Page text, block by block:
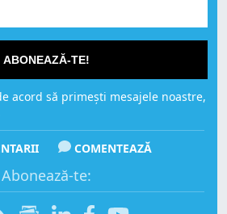
ABONEAZĂ-TE!
acord să primești mesajele noastre,
COMENTEAZĂ
Abonează-te: